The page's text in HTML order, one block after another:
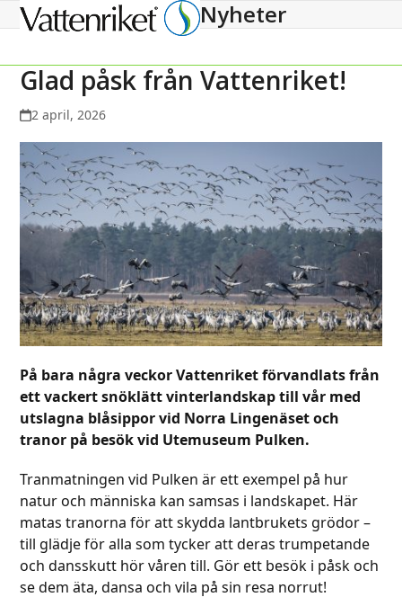
Open
menu
Close
menu
Nyheter
Glad påsk från Vattenriket!
2 april, 2026
På bara några veckor Vattenriket förvandlats från
ett vackert snöklätt vinterlandskap till vår med
utslagna blåsippor vid Norra Lingenäset och
tranor på besök vid Utemuseum Pulken.
Tranmatningen vid Pulken är ett exempel på hur
natur och människa kan samsas i landskapet. Här
matas tranorna för att skydda lantbrukets grödor –
till glädje för alla som tycker att deras trumpetande
och dansskutt hör våren till. Gör ett besök i påsk och
se dem äta, dansa och vila på sin resa norrut!